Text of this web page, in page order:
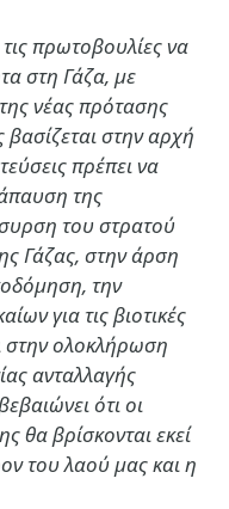
πρωτοβουλίες να
στη Γάζα, με
νέας πρότασης
στην αρχή
πρέπει να
της
του στρατού
Γάζας, στην άρση
την
για τις βιοτικές
στην ολοκλήρωση
ανταλλαγής
ότι οι
θα βρίσκονται εκεί
του λαού μας και η